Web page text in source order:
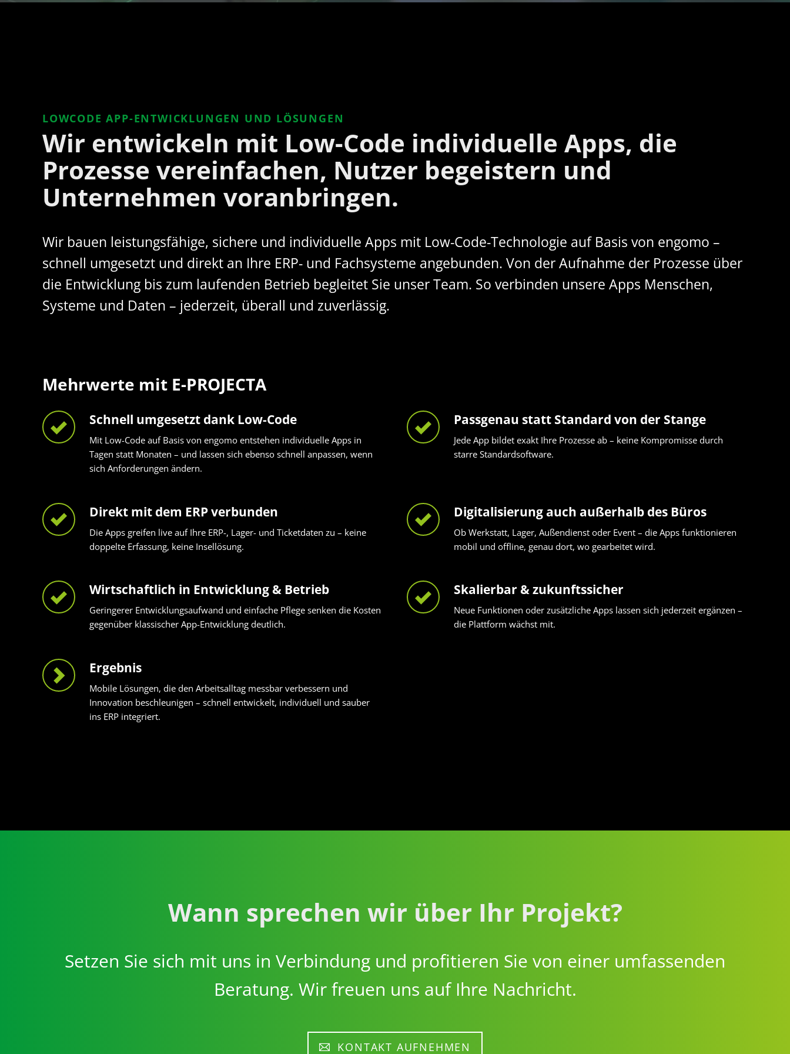
LOWCODE APP-ENTWICKLUNGEN UND LÖSUNGEN
Wir entwickeln mit Low-Code individuelle Apps, die
Prozesse vereinfachen, Nutzer begeistern und
Unternehmen voranbringen.
Wir bauen leistungsfähige, sichere und individuelle Apps mit Low-Code-Technologie auf Basis von engomo –
schnell umgesetzt und direkt an Ihre ERP- und Fachsysteme angebunden. Von der Aufnahme der Prozesse über
die Entwicklung bis zum laufenden Betrieb begleitet Sie unser Team. So verbinden unsere Apps Menschen,
Systeme und Daten – jederzeit, überall und zuverlässig.
Mehrwerte mit E-PROJECTA
Schnell umgesetzt dank Low-Code
Mit Low-Code auf Basis von engomo entstehen individuelle Apps in
Tagen statt Monaten – und lassen sich ebenso schnell anpassen, wenn
sich Anforderungen ändern.
Passgenau statt Standard von der Stange
Jede App bildet exakt Ihre Prozesse ab – keine Kompromisse durch
starre Standardsoftware.
Direkt mit dem ERP verbunden
Die Apps greifen live auf Ihre ERP-, Lager- und Ticketdaten zu – keine
doppelte Erfassung, keine Insellösung.
Digitalisierung auch außerhalb des Büros
Ob Werkstatt, Lager, Außendienst oder Event – die Apps funktionieren
mobil und offline, genau dort, wo gearbeitet wird.
Wirtschaftlich in Entwicklung & Betrieb
Geringerer Entwicklungsaufwand und einfache Pflege senken die Kosten
gegenüber klassischer App-Entwicklung deutlich.
Skalierbar & zukunftssicher
Neue Funktionen oder zusätzliche Apps lassen sich jederzeit ergänzen –
die Plattform wächst mit.
Ergebnis
Mobile Lösungen, die den Arbeitsalltag messbar verbessern und
Innovation beschleunigen – schnell entwickelt, individuell und sauber
ins ERP integriert.
Wann sprechen wir über Ihr Projekt?
Setzen Sie sich mit uns in Verbindung und profitieren Sie von einer umfassenden
Beratung. Wir freuen uns auf Ihre Nachricht.
KONTAKT AUFNEHMEN